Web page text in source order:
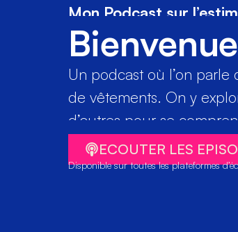
Mon Podcast sur
Un podcast où l’on parle
de vêtements. On y
d’autres pour se
ECOUTER LES
Disponible sur toutes les plateformes